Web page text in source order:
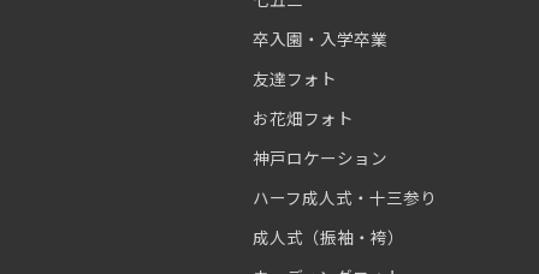
卒入園・入学卒業
友達フォト
お花畑フォト
神戸ロケーション
ハーフ成人式・十三参り
成人式（振袖・袴）